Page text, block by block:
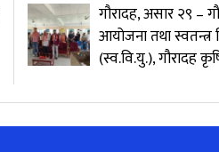
गौरादह, असार २९ –
आयोजना तथा स्वतन्त्र
(स्व.वि.यु.), गौरादह